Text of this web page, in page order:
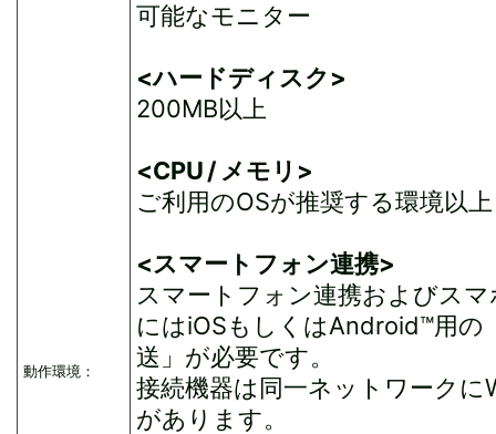
動作環境：
可能なモニター
<ハードディスク>
200MB以上
<CPU / メモリ>
ご利用のOSが推奨する環境以上
<スマートフォン連携>
スマートフォン連携およびス
にはiOSもしくはAndroid™用の
送」が必要です。
接続機器は同一ネットワーク
があります。